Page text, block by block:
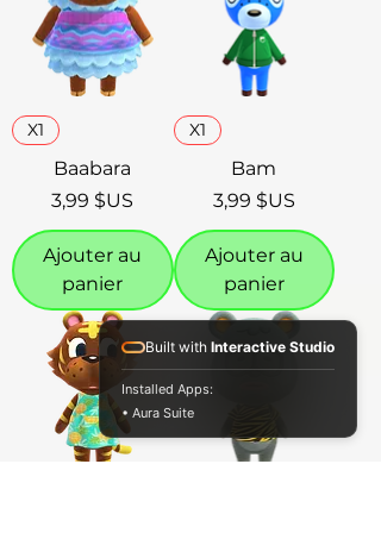
X1
Baabara
Prix
3,99 $US
Ajouter au
panier
X1
Bam
Prix
3,99 $US
Ajouter au
panier
Built with Interactive Studio
Installed Apps:
• Aura Suite